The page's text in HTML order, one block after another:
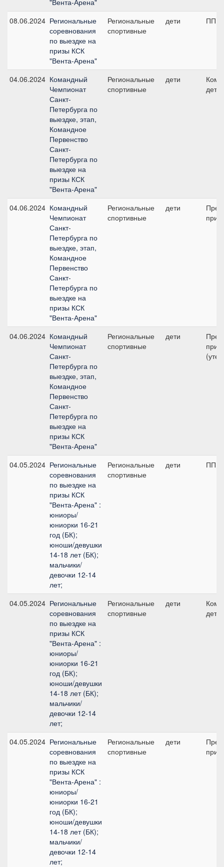
"Вента-Арена"
08.06.2024 Региональные
соревнования
по выездке на
призы КСК
"Вента-Арена"
Региональные
спортивные
дети ПП
04.06.2024 Командный
Чемпионат
Санкт-
Петербурга по
выездке, этап,
Командное
Первенство
Санкт-
Петербурга по
выездке на
призы КСК
"Вента-Арена"
Региональные
спортивные
дети
дети
04.06.2024 Командный
Чемпионат
Санкт-
Петербурга по
выездке, этап,
Командное
Первенство
Санкт-
Петербурга по
выездке на
призы КСК
"Вента-Арена"
Региональные
спортивные
дети
приз
04.06.2024 Командный
Чемпионат
Санкт-
Петербурга по
выездке, этап,
Командное
Первенство
Санкт-
Петербурга по
выездке на
призы КСК
"Вента-Арена"
Региональные
спортивные
дети
приз
04.05.2024 Региональные
соревнования
по выездке на
призы КСК
"Вента-Арена" :
юниоры/
юниорки 16-21
год (БК);
юноши/девушки
14-18 лет (БК);
мальчики/
девочки 12-14
лет;
Региональные
спортивные
дети ПП
04.05.2024 Региональные
соревнования
по выездке на
призы КСК
"Вента-Арена" :
юниоры/
юниорки 16-21
год (БК);
юноши/девушки
14-18 лет (БК);
мальчики/
девочки 12-14
лет;
Региональные
спортивные
дети
дети
04.05.2024 Региональные
соревнования
по выездке на
призы КСК
"Вента-Арена" :
юниоры/
юниорки 16-21
год (БК);
юноши/девушки
14-18 лет (БК);
мальчики/
девочки 12-14
лет;
Региональные
спортивные
дети
приз